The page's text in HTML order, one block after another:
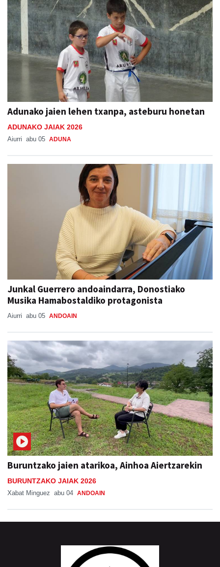
Adunako jaien lehen txanpa, asteburu honetan
ADUNAKO JAIAK 2026
Aiurri abu 05 ADUNA
Junkal Guerrero andoaindarra, Donostiako
Musika Hamabostaldiko protagonista
Aiurri abu 05 ANDOAIN
Buruntzako jaien atarikoa, Ainhoa Aiertzarekin
BURUNTZAKO JAIAK 2026
Xabat Minguez abu 04 ANDOAIN